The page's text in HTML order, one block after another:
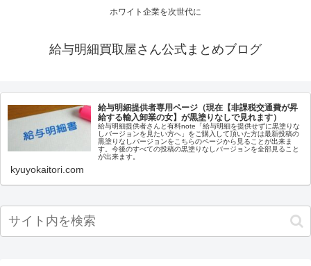
ホワイト企業を次世代に
給与明細買取屋さん公式まとめブログ
給与明細提供者専用ページ（現在【非課税交通費が昇
給する輸入卸業の女】が黒塗りなしで見れます）
給与明細提供者さんと有料note「給与明細を提供せずに黒塗りな
しバージョンを見たい方へ」をご購入して頂いた方は最新投稿の
黒塗りなしバージョンをこちらのページから見ることが出来ま
す。今後のすべての投稿の黒塗りなしバージョンを全部見ること
が出来ます。
kyuyokaitori.com